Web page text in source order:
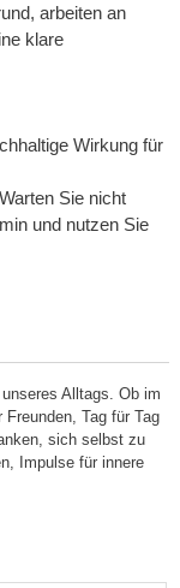
arbeiten an
klare
Wirkung für
Sie nicht
und nutzen Sie
Alltags. Ob im
Tag für Tag
sich selbst zu
Impulse für innere